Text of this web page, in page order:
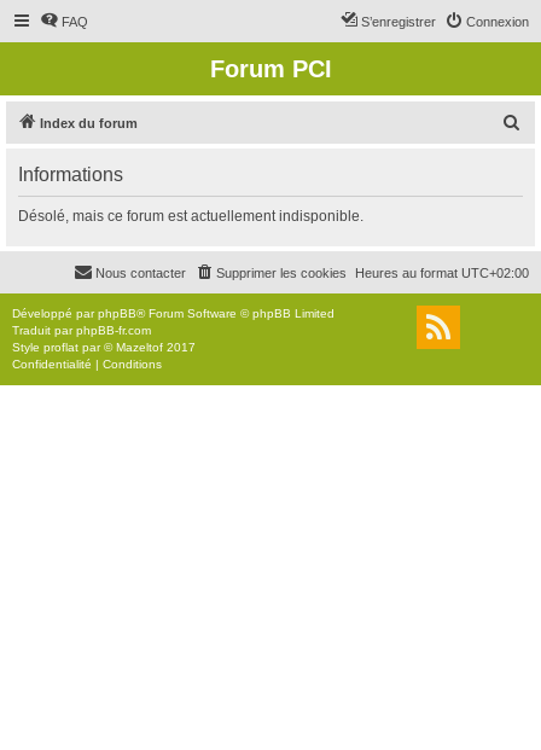
FAQ Connexion
S’enregistrer
Forum PCI
Index du forum
r
c
r
Informations
Désolé, mais ce forum est actuellement indisponible.
Heures au format UTC+02:00
Supprimer les cookies
Nous contacter
Développé parphpBB® Forum Software © phpBB Limited
Traduit parphpBB-fr.com
Style proflat par ©Mazeltof 2017
Confidentialité | Conditions